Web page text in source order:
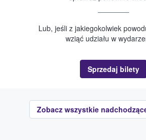
Lub, jeśli z jakiegokolwiek
wziąć udziału w
Sprzedaj bilety
Zobacz wszystkie